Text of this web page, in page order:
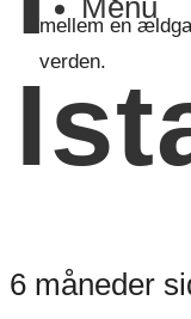
Menu
6 måneder
mellem en
verden.